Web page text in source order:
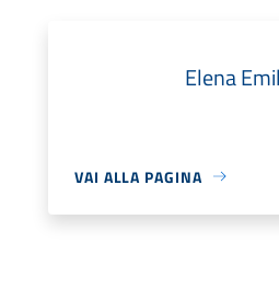
Elena
VAI ALLA PAGINA